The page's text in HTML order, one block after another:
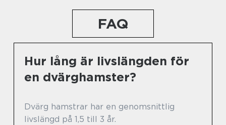
FAQ
Hur lång är livslängden för
en dvärghamster?
Dvärg hamstrar har en genomsnittlig
livslängd på 1,5 till 3 år.